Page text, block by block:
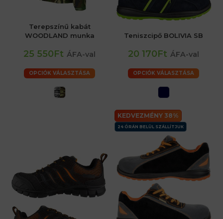
Terepszínű kabát
WOODLAND munka
25 550Ft ÁFA-val
OPCIÓK VÁLASZTÁSA
Teniszcipő BOLIVIA SB
20 170Ft ÁFA-val
OPCIÓK VÁLASZTÁSA
KEDVEZMÉNY 38%
24 ÓRÁN BELÜL SZÁLLÍTJUK